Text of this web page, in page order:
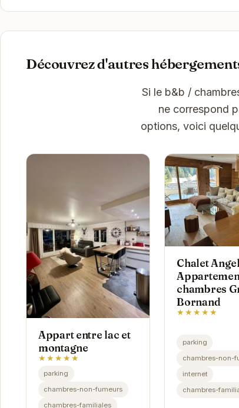
Découvrez d'autres
Si le b&b /
ne correspond
options, voici
Appart entre lac et
montagne
★★★★★
parking
chambres-non-fumeurs
chambres-familiales
Chalet
chambres
Bornand
★★★★★
parking
chambres-non-
internet
chambres-